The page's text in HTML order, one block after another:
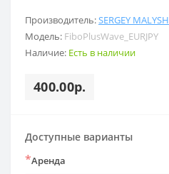
Производитель:SERGEY MALYSH
Модель: FiboPlusWave_EURJPY
Наличие: Есть в наличии
400.00р.
Доступные варианты
*Аренда